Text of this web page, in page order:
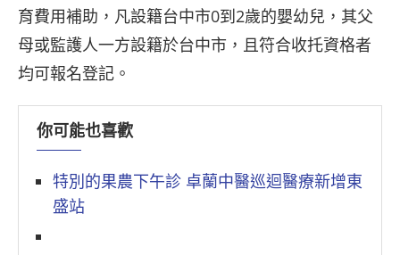
育費用補助，凡設籍台中市0到2歲的嬰幼兒，其父
母或監護人一方設籍於台中市，且符合收托資格者
均可報名登記。
你可能也喜歡
特別的果農下午診 卓蘭中醫巡迴醫療新增東
盛站